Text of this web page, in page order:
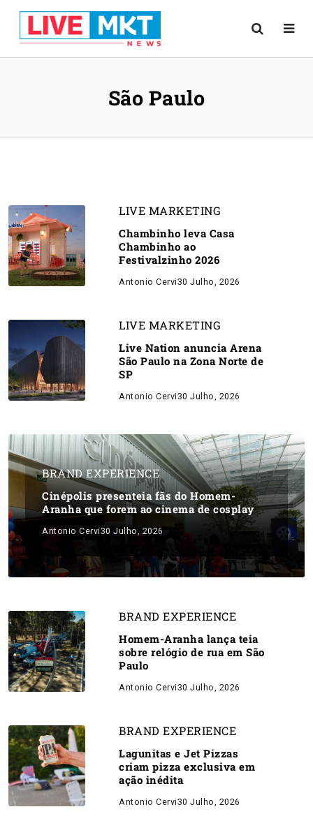
São Paulo
LIVE MARKETING
Chambinho leva Casa
Chambinho ao
Festivalzinho 2026
Antonio Cervi30 Julho, 2026
LIVE MARKETING
Live Nation anuncia Arena
São Paulo na Zona Norte de
SP
Antonio Cervi30 Julho, 2026
BRAND EXPERIENCE
Cinépolis presenteia fãs do Homem-
Aranha que forem ao cinema de cosplay
Antonio Cervi30 Julho, 2026
BRAND EXPERIENCE
Homem-Aranha lança teia
sobre relógio de rua em São
Paulo
Antonio Cervi30 Julho, 2026
BRAND EXPERIENCE
Lagunitas e Jet Pizzas
criam pizza exclusiva em
ação inédita
Antonio Cervi30 Julho, 2026